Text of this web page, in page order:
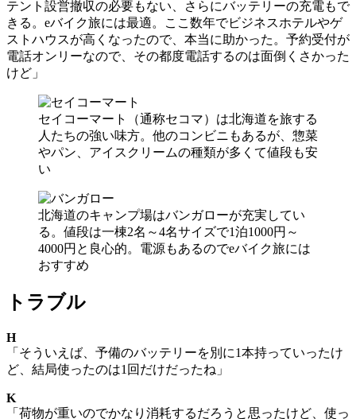
テント設営撤収の必要もない、さらにバッテリーの充電もで
きる。eバイク旅には最適。ここ数年でビジネスホテルやゲ
ストハウスが高くなったので、本当に助かった。予約受付が
電話オンリーなので、その都度電話するのは面倒くさかった
けど」
セイコーマート（通称セコマ）は北海道を旅する
人たちの強い味方。他のコンビニもあるが、惣菜
やパン、アイスクリームの種類が多くて値段も安
い
北海道のキャンプ場はバンガローが充実してい
る。値段は一棟2名～4名サイズで1泊1000円～
4000円と良心的。電源もあるのでeバイク旅には
おすすめ
トラブル
H
「そういえば、予備のバッテリーを別に1本持っていったけ
ど、結局使ったのは1回だけだったね」
K
「荷物が重いのでかなり消耗するだろうと思ったけど、使っ